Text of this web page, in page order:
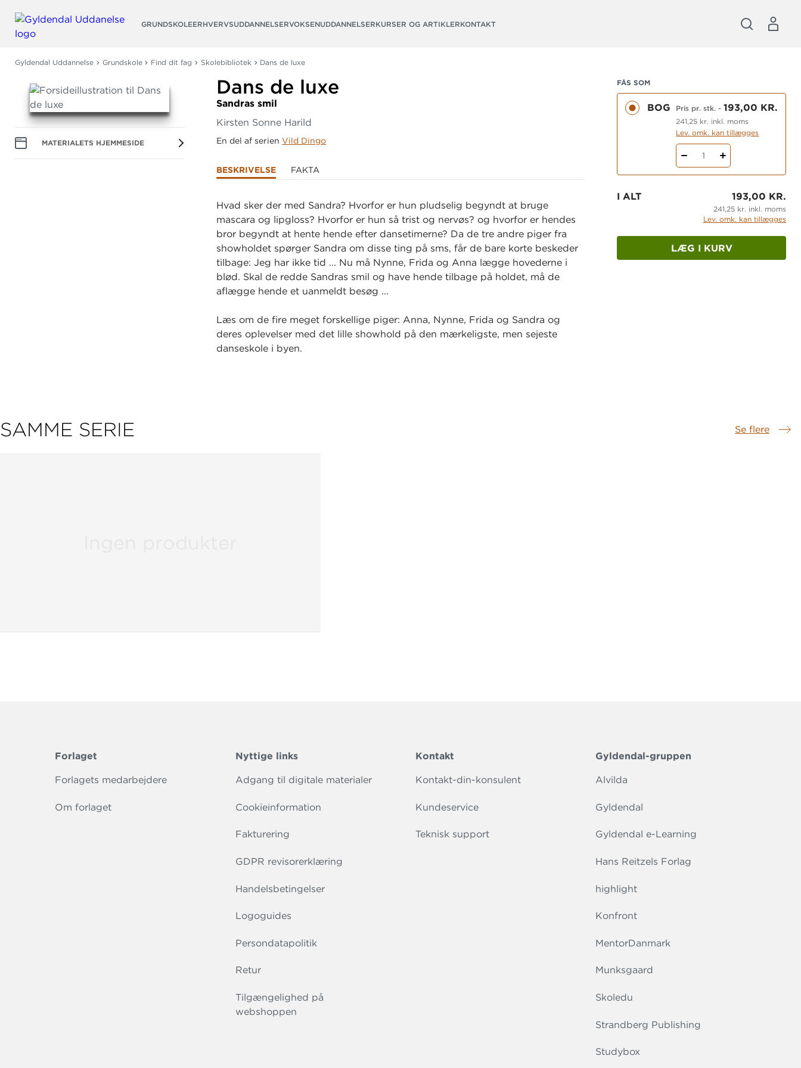
GRUNDSKOLEERHVERVSUDDANNELSERVOKSENUDDANNELSERKURSER OG ARTIKLERKONTAKT
Gyldendal Uddannelse Grundskole Find dit fag Skolebibliotek Dans de luxe
MATERIALETS HJEMMESIDE
Dans de luxe
Sandras smil
Kirsten Sonne Harild
En del af serienVild Dingo
BESKRIVELSE FAKTA
Hvad sker der med Sandra? Hvorfor er hun pludselig begyndt at bruge
mascara og lipgloss? Hvorfor er hun så trist og nervøs? og hvorfor er hendes
bror begyndt at hente hende efter dansetimerne? Da de tre andre piger fra
showholdet spørger Sandra om disse ting på sms, får de bare korte beskeder
tilbage: Jeg har ikke tid ... Nu må Nynne, Frida og Anna lægge hovederne i
blød. Skal de redde Sandras smil og have hende tilbage på holdet, må de
aflægge hende et uanmeldt besøg ...
Læs om de fire meget forskellige piger: Anna, Nynne, Frida og Sandra og
deres oplevelser med det lille showhold på den mærkeligste, men sejeste
danseskole i byen.
FÅS SOM
BOG Pris pr. stk. -193,00 KR.
241,25 kr. inkl. moms
Lev. omk. kan tillægges
1
I ALT 193,00 KR.
241,25 kr. inkl. moms
Lev. omk. kan tillægges
LÆG I KURV
SAMME SERIE Se flere
Samme serie
Forlaget
Forlagets medarbejdere
Om forlaget
Nyttige links
Adgang til digitale materialer
Cookieinformation
Fakturering
GDPR revisorerklæring
Handelsbetingelser
Logoguides
Persondatapolitik
Retur
Tilgængelighed på
webshoppen
Kontakt
Kontakt-din-konsulent
Kundeservice
Teknisk support
Gyldendal-gruppen
Alvilda
Gyldendal
Gyldendal e-Learning
Hans Reitzels Forlag
highlight
Konfront
MentorDanmark
Munksgaard
Skoledu
Strandberg Publishing
Studybox